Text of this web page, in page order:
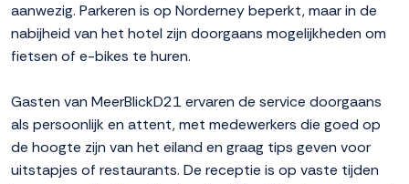
aanwezig. Parkeren is op Norderney beperkt, maar in de
nabijheid van het hotel zijn doorgaans mogelijkheden om
fietsen of e-bikes te huren.
Gasten van MeerBlickD21 ervaren de service doorgaans
als persoonlijk en attent, met medewerkers die goed op
de hoogte zijn van het eiland en graag tips geven voor
uitstapjes of restaurants. De receptie is op vaste tijden